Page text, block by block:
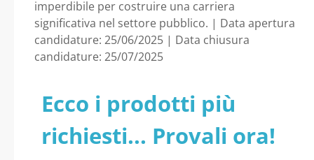
IMPRESE, IL TURISMO
E L’ORIENTAMENTO
AL LAVORO - Emilia
Romagna - Camera di
imperdibile per costruire una carriera
significativa nel settore pubblico. | Data apertura
candidature: 25/06/2025 | Data chiusura
candidature: 25/07/2025
Ecco i prodotti più
richiesti... Provali ora!